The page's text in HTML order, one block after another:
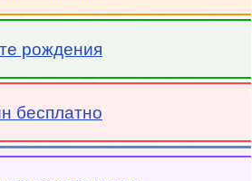
рождения
бесплатно